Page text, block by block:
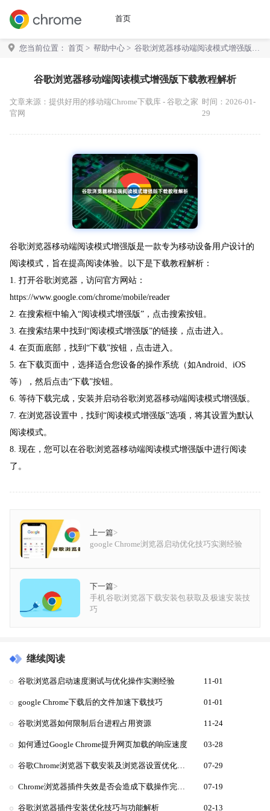
首页
您当前位置： 首页 > 帮助中心 > 谷歌浏览器移动端阅读模式增强版下
谷歌浏览器移动端阅读模式增强版下载教程解析
文章来源： 提供好用的移动端Chrome下载库 - 谷歌之家
官网
时间：2026-01-
29
谷歌浏览器移动端阅读模式增强版是一款专为移动设备用户设计的
阅读模式，旨在提高阅读体验。以下是下载教程解析：
1. 打开谷歌浏览器，访问官方网站：
https://www.google.com/chrome/mobile/reader
2. 在搜索框中输入“阅读模式增强版”，点击搜索按钮。
3. 在搜索结果中找到“阅读模式增强版”的链接，点击进入。
4. 在页面底部，找到“下载”按钮，点击进入。
5. 在下载页面中，选择适合您设备的操作系统（如Android、iOS
等），然后点击“下载”按钮。
6. 等待下载完成，安装并启动谷歌浏览器移动端阅读模式增强版。
7. 在浏览器设置中，找到“阅读模式增强版”选项，将其设置为默认
阅读模式。
8. 现在，您可以在谷歌浏览器移动端阅读模式增强版中进行阅读
了。
上一篇>
google Chrome浏览器启动优化技巧实测经验
下一篇>
手机谷歌浏览器下载安装包获取及极速安装技
巧
继续阅读
谷歌浏览器启动速度测试与优化操作实测经验 11-01
google Chrome下载后的文件加速下载技巧 01-01
谷歌浏览器如何限制后台进程占用资源 11-24
如何通过Google Chrome提升网页加载的响应速度 03-28
谷歌Chrome浏览器下载安装及浏览器设置优化指南 07-29
Chrome浏览器插件失效是否会造成下载操作完全中断 07-19
谷歌浏览器插件安装优化技巧与功能解析 02-13